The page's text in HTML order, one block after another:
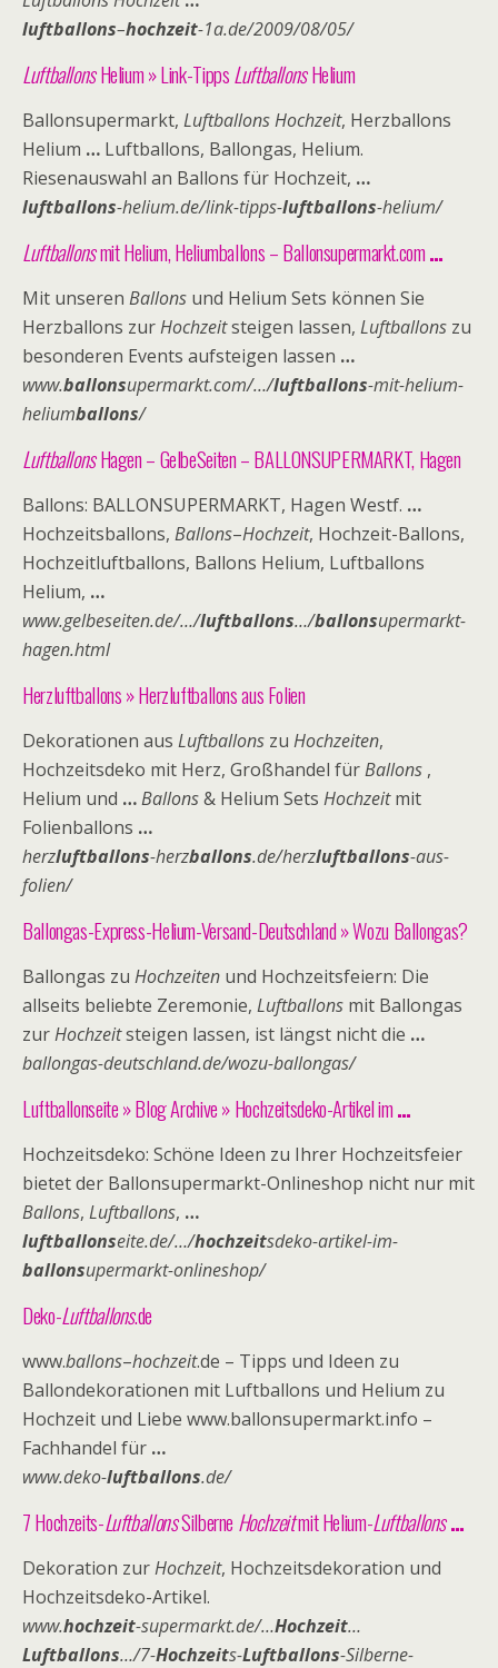
luftballons–hochzeit-1a.de/2009/08/05/
LuftballonsHelium » Link-TippsLuftballonsHelium
Ballonsupermarkt, Luftballons Hochzeit, Herzballons
Helium … Luftballons, Ballongas, Helium.
Riesenauswahl an Ballons für Hochzeit, …
luftballons-helium.de/link-tipps-luftballons-helium/
Luftballonsmit Helium, Heliumballons – Ballonsupermarkt.com…
Mit unseren Ballons und Helium Sets können Sie
Herzballons zurHochzeitsteigen lassen, Luftballons zu
besonderen Events aufsteigen lassen …
www.ballonsupermarkt.com/…/luftballons-mit-helium-
heliumballons/
LuftballonsHagen – GelbeSeiten – BALLONSUPERMARKT, Hagen
Ballons: BALLONSUPERMARKT, Hagen Westf. …
Hochzeitsballons, Ballons–Hochzeit, Hochzeit-Ballons,
Hochzeitluftballons, Ballons Helium, Luftballons
Helium, …
www.gelbeseiten.de/…/luftballons…/ballonsupermarkt-
hagen.html
Herzluftballons » Herzluftballons aus Folien
Dekorationen aus Luftballons zu Hochzeiten,
Hochzeitsdeko mit Herz, Großhandel fürBallons ,
Helium und …Ballons& Helium Sets Hochzeitmit
Folienballons …
herzluftballons-herzballons.de/herzluftballons-aus-
folien/
Ballongas-Express-Helium-Versand-Deutschland » Wozu Ballongas?
Ballongas zu Hochzeiten und Hochzeitsfeiern: Die
allseits beliebte Zeremonie, Luftballons mit Ballongas
zurHochzeitsteigen lassen, ist längst nicht die …
ballongas-deutschland.de/wozu-ballongas/
Luftballonseite » Blog Archive » Hochzeitsdeko-Artikel im…
Hochzeitsdeko: Schöne Ideen zu Ihrer Hochzeitsfeier
bietet der Ballonsupermarkt-Onlineshop nicht nur mit
Ballons, Luftballons, …
luftballonseite.de/…/hochzeitsdeko-artikel-im-
ballonsupermarkt-onlineshop/
Deko-Luftballons.de
www.ballons–hochzeit.de – Tipps und Ideen zu
Ballondekorationen mit Luftballons und Helium zu
Hochzeit und Liebe www.ballonsupermarkt.info –
Fachhandel für …
www.deko-luftballons.de/
7 Hochzeits-LuftballonsSilberne Hochzeitmit Helium-Luftballons…
Dekoration zurHochzeit, Hochzeitsdekoration und
Hochzeitsdeko-Artikel.
www.hochzeit-supermarkt.de/…Hochzeit…
Luftballons…/7-Hochzeits-Luftballons-Silberne-